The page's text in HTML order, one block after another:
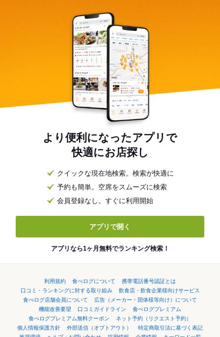
より便利になったアプリで
快適にお店探し
クイックな現在地検索。検索が快適に
予約も簡単。空席をスムーズに検索
会員登録なし。すぐに利用開始
アプリで開く
アプリなら1ヶ月無料でランキング検索！
利用規約 食べログについて
携帯電話番号認証とは
口コミ・ランキングに対する取り組み
飲食店・飲食企業様向けサービス
食べログ店舗会員について
広告（メーカー・団体様等向け）について
機能改善要望
口コミガイドライン
食べログプレミアム
食べログプレミアム無料クーポン
ネット予約（リクエスト予約）
個人情報保護方針
外部送信（オプトアウト）
特定商取引法に基づく表記